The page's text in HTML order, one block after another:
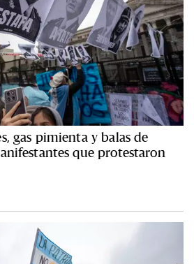
gas pimienta y balas de
que protestaron